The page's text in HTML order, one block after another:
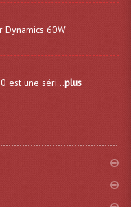
Écran LCD
Lecteurs CD
Dynamics 60W
est une séri...plus